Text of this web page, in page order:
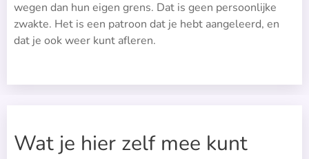
wegen dan hun eigen grens. Dat is geen persoonlijke
zwakte. Het is een patroon dat je hebt aangeleerd, en
dat je ook weer kunt afleren.
Wat je hier zelf mee kunt